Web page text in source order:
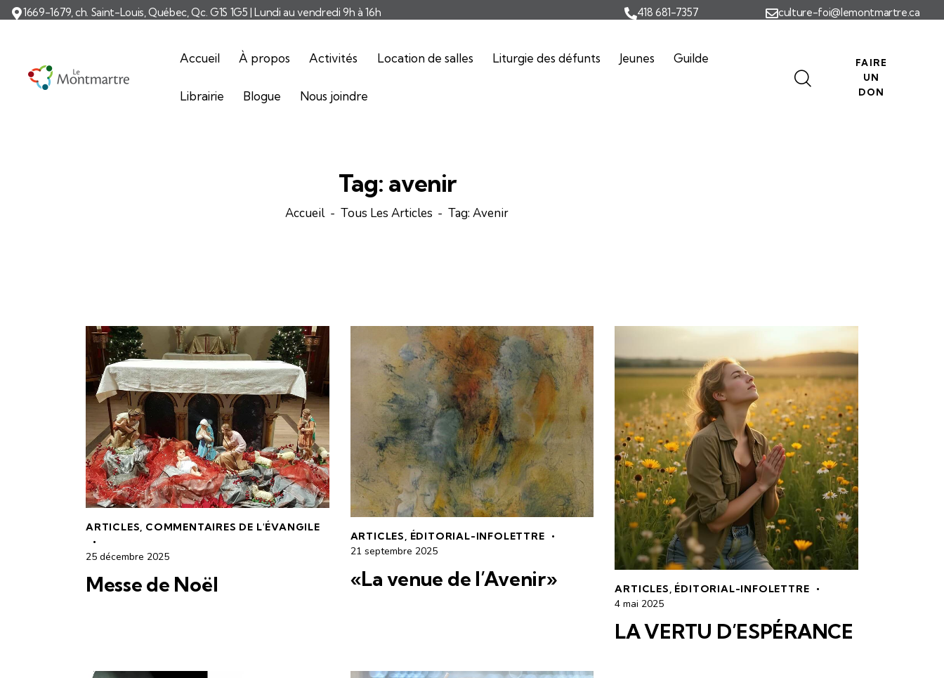
1669-1679, ch. Saint-Louis, Québec, Qc. G1S 1G5 | Lundi au vendredi 9h à 16h 418 681-7357 culture-foi@lemontmartre.ca
Accueil À propos Activités Location de salles Liturgie des défunts Jeunes Guilde
Librairie Blogue Nous joindre
FAIRE
UN
DON
Tag: avenir
Accueil Tous Les Articles Tag: Avenir
ARTICLES, COMMENTAIRES DE L'ÉVANGILE
25 décembre 2025
Messe de Noël
ARTICLES, ÉDITORIAL-INFOLETTRE
21 septembre 2025
«La venue de l’Avenir» ARTICLES, ÉDITORIAL-INFOLETTRE
4 mai 2025
LA VERTU D’ESPÉRANCE